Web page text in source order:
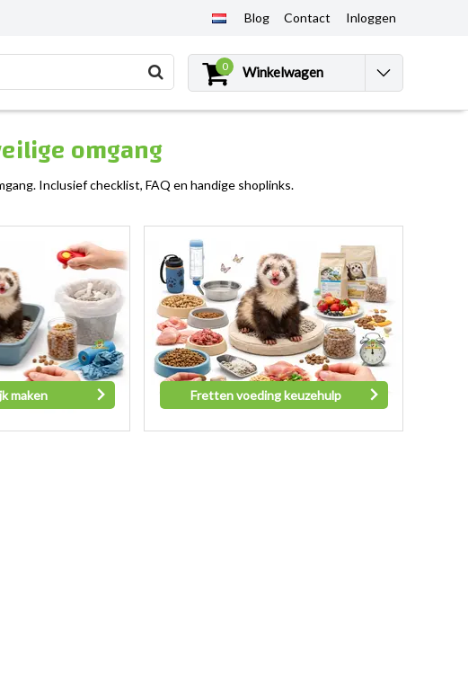
Blog Contact Inloggen
0 Winkelwagen
omgang
Inclusief checklist, FAQ en handige shoplinks.
maken Fretten voeding keuzehulp